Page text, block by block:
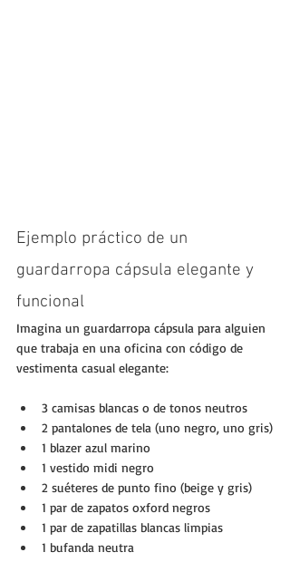
Ejemplo práctico de un
guardarropa cápsula elegante y
funcional
Imagina un guardarropa cápsula para alguien
que trabaja en una oficina con código de
vestimenta casual elegante:
3 camisas blancas o de tonos neutros
2 pantalones de tela (uno negro, uno gris)
1 blazer azul marino
1 vestido midi negro
2 suéteres de punto fino (beige y gris)
1 par de zapatos oxford negros
1 par de zapatillas blancas limpias
1 bufanda neutra